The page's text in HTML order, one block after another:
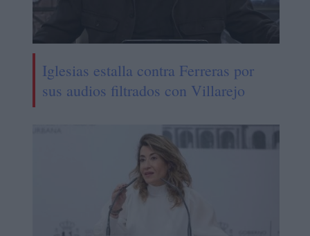
Iglesias estalla contra Ferreras por
sus audios filtrados con Villarejo